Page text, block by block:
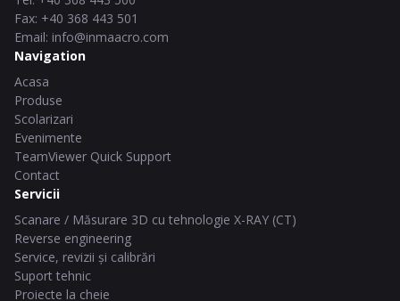
Fax: +40 368 443 501
Email: info@inmaacro.com
Navigation
Acasa
Produse
Scolarizari
Evenimente
TeamViewer Quick Support
Contact
Servicii
Scanare / Măsurare 3D cu tehnologie X-RAY (CT)
Reverse engineering
Service, revizii și calibrări
Suport tehnic
Proiecte la cheie